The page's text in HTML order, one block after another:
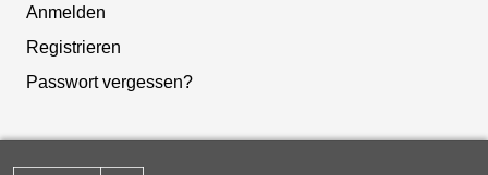
Anmelden
Registrieren
Passwort vergessen?